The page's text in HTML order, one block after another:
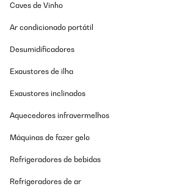
Caves de Vinho
Ar condicionado portátil
Desumidificadores
Exaustores de ilha
Exaustores inclinados
Aquecedores infravermelhos
Máquinas de fazer gelo
Refrigeradores de bebidas
Refrigeradores de ar